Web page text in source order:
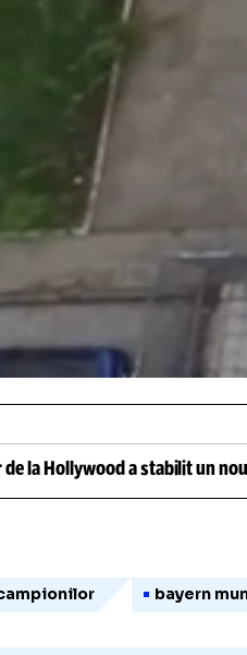
la Hollywood a stabilit un
bayern